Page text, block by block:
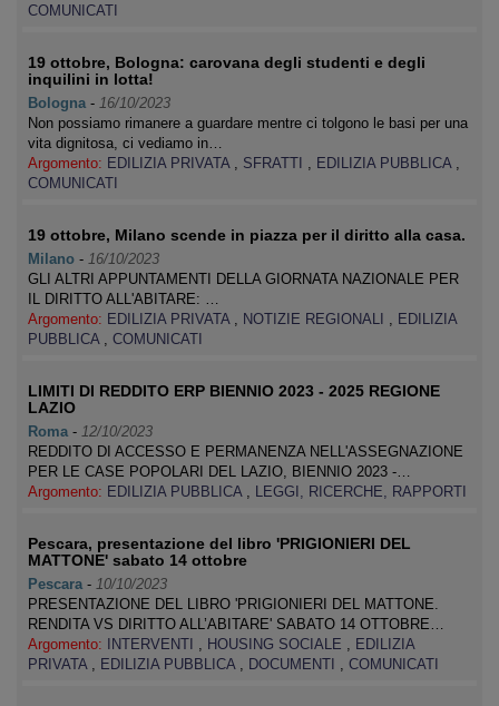
COMUNICATI
19 ottobre, Bologna: carovana degli studenti e degli
inquilini in lotta!
Bologna - 16/10/2023
Non possiamo rimanere a guardare mentre ci tolgono le basi per una
vita dignitosa, ci vediamo in…
Argomento: EDILIZIA PRIVATA , SFRATTI , EDILIZIA PUBBLICA ,
COMUNICATI
19 ottobre, Milano scende in piazza per il diritto alla casa.
Milano - 16/10/2023
GLI ALTRI APPUNTAMENTI DELLA GIORNATA NAZIONALE PER
IL DIRITTO ALL'ABITARE: …
Argomento: EDILIZIA PRIVATA , NOTIZIE REGIONALI , EDILIZIA
PUBBLICA , COMUNICATI
LIMITI DI REDDITO ERP BIENNIO 2023 - 2025 REGIONE
LAZIO
Roma - 12/10/2023
REDDITO DI ACCESSO E PERMANENZA NELL'ASSEGNAZIONE
PER LE CASE POPOLARI DEL LAZIO, BIENNIO 2023 -…
Argomento: EDILIZIA PUBBLICA , LEGGI, RICERCHE, RAPPORTI
Pescara, presentazione del libro 'PRIGIONIERI DEL
MATTONE' sabato 14 ottobre
Pescara - 10/10/2023
PRESENTAZIONE DEL LIBRO 'PRIGIONIERI DEL MATTONE.
RENDITA VS DIRITTO ALL’ABITARE' SABATO 14 OTTOBRE…
Argomento:
INTERVENTI , HOUSING SOCIALE , EDILIZIA
PRIVATA , EDILIZIA PUBBLICA , DOCUMENTI , COMUNICATI